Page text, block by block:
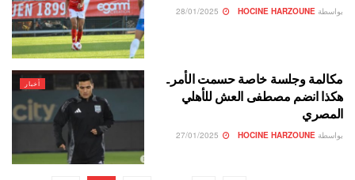
بواسطة HOCINE HARZOUNE
أخبار
مكالمة وجلسة خاصة حسمت الأمر..
هكذا انضم مصطفى العش للأهلي
المصري
بواسطة HOCINE HARZOUNE